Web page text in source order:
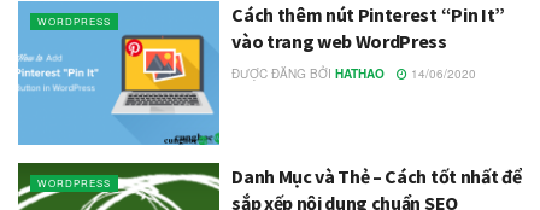
WORDPRESS
Cách thêm nút Pinterest “Pin It”
vào trang web WordPress
ĐƯỢC ĐĂNG BỞI HATHAO 14/06/2020
WORDPRESS
Danh Mục và Thẻ – Cách tốt nhất để
sắp xếp nội dung chuẩn SEO